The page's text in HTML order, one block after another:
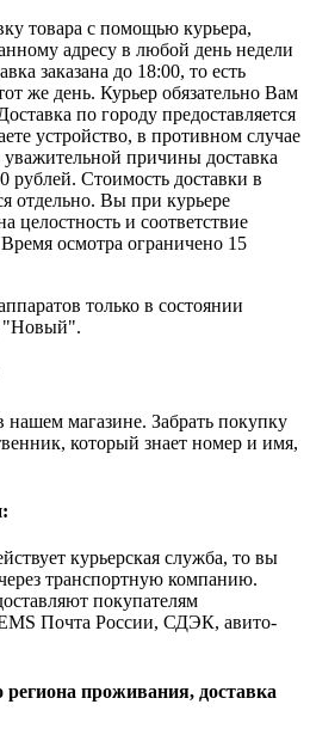
товара с помощью курьера,
адресу в любой день недели
заказана до 18:00, то есть
же день. Курьер обязательно Вам
по городу предоставляется
устройство, в противном случае
уважительной причины доставка
рублей. Стоимость доставки в
отдельно. Вы при курьере
целостность и соответствие
осмотра ограничено 15
только в состоянии
нашем магазине. Забрать покупку
который знает номер и имя,
курьерская служба, то вы
транспортную компанию.
покупателям
Почта России, СДЭК, авито-
проживания, доставка